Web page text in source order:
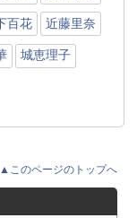
百花 近藤里奈
城恵理子
▲このページのトップへ